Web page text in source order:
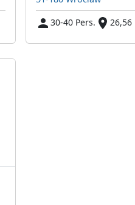
30-40 Pers.
26,56